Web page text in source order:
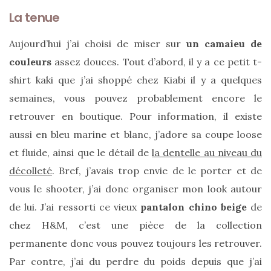
sacs
La tenue
Aujourd’hui j’ai choisi de miser sur un camaieu de
couleurs assez douces. Tout d’abord, il y a ce petit t-
shirt kaki que j’ai shoppé chez Kiabi il y a quelques
semaines, vous pouvez probablement encore le
retrouver en boutique. Pour information, il existe
aussi en bleu marine et blanc, j’adore sa coupe loose
et fluide, ainsi que le détail dela dentelle au niveau du
décolleté. Bref, j’avais trop envie de le porter et de
vous le shooter, j’ai donc organiser mon look autour
de lui. J’ai ressorti ce vieux pantalon chino beigede
chez H&M, c’est une pièce de la collection
permanente donc vous pouvez toujours les retrouver.
Par contre, j’ai du perdre du poids depuis que j’ai